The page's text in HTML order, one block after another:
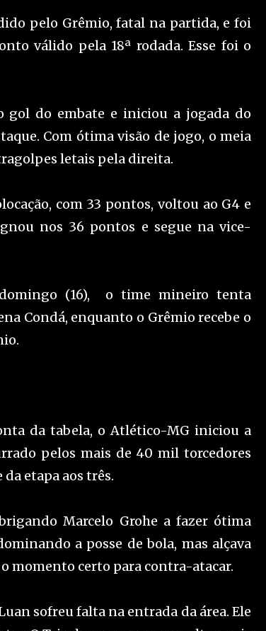
pelo Grêmio, fatal na partida, e foi
válido pela 18ª rodada. Esse foi o
gol do embate e iniciou a jogada do
Com ótima visão de jogo, o meia
letais pela direita.
com 33 pontos, voltou ao G4 e
nos 36 pontos e segue na vice-
(16), o time mineiro tenta
Condá, enquanto o Grêmio recebe o
da tabela, o Atlético-MG iniciou a
pelos mais de 40 mil torcedores
etapa aos três.
Marcelo Grohe a fazer ótima
a posse de bola, mas alçava
momento certo para contra-atacar.
sofreu falta na entrada da área. Ele